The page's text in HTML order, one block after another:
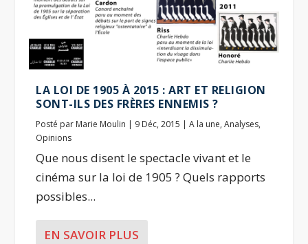
LA LOI DE 1905 À 2015 : ART ET RELIGION
SONT-ILS DES FRÈRES ENNEMIS ?
Posté par Marie Moulin | 9 Déc, 2015 |A la une,Analyses,
Opinions
Que nous disent le spectacle vivant et le
cinéma sur la loi de 1905 ? Quels rapports
possibles...
EN SAVOIR PLUS